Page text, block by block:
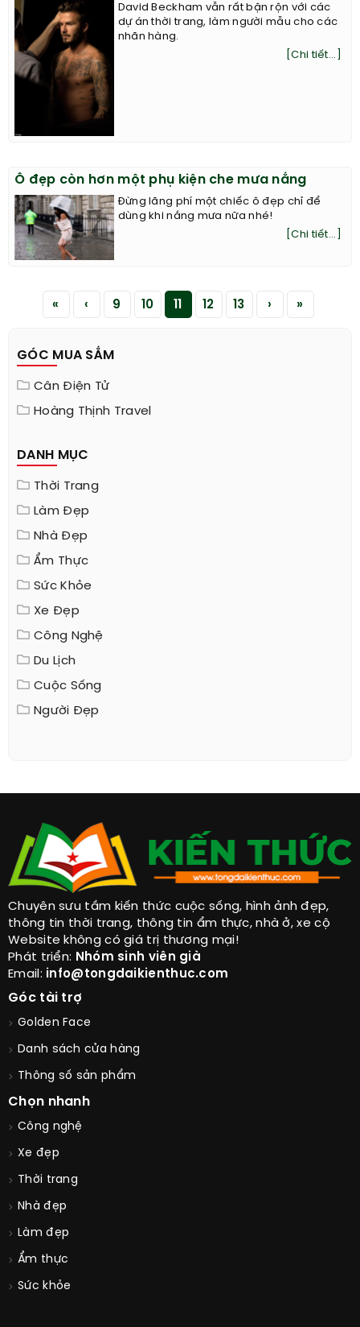
David Beckham vẫn rất bận rộn với các
dự án thời trang, làm người mẫu cho các
nhãn hàng.
[Chi tiết...]
Ô đẹp còn hơn một phụ kiện che mưa nắng
Đừng lãng phí một chiếc ô đẹp chỉ để
dùng khi nắng mưa nữa nhé!
[Chi tiết...]
« ‹ 9 10 12 13 › »
GÓC MUA SẮM
Cân Điện Tử
Hoàng Thịnh Travel
DANH MỤC
Thời Trang
Làm Đẹp
Nhà Đẹp
Ẩm Thực
Sức Khỏe
Xe Đẹp
Công Nghệ
Du Lịch
Cuộc Sống
Người Đẹp
Chuyên sưu tầm kiến thức cuộc sống, hình ảnh đẹp,
thông tin thời trang, thông tin ẩm thực, nhà ở, xe cộ
Website không có giá trị thương mại!
Phát triển: Nhóm sinh viên già
Email: info@tongdaikienthuc.com
Góc tài trợ
Golden Face
Danh sách cửa hàng
Thông số sản phẩm
Chọn nhanh
Công nghệ
Xe đẹp
Thời trang
Nhà đẹp
Làm đẹp
Ẩm thực
Sức khỏe